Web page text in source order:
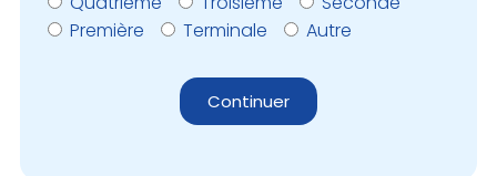
Première
Terminale Autre
Continuer